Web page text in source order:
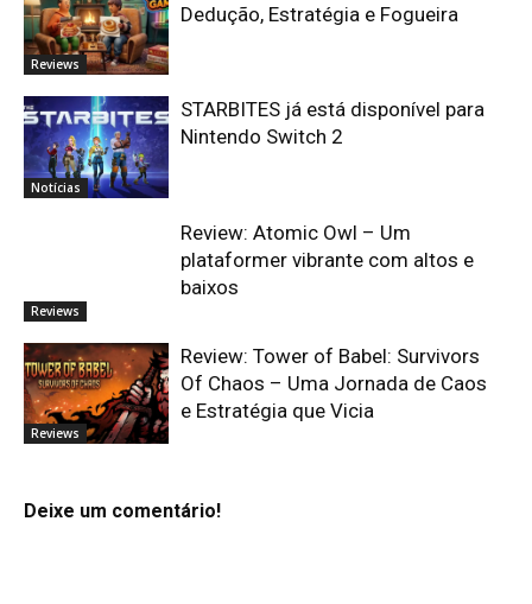
Reviews
Dedução, Estratégia e Fogueira
Notícias
STARBITES já está disponível para
Nintendo Switch 2
Reviews
Review: Atomic Owl – Um
plataformer vibrante com altos e
baixos
Reviews
Review: Tower of Babel: Survivors
Of Chaos – Uma Jornada de Caos
e Estratégia que Vicia
Deixe um comentário!